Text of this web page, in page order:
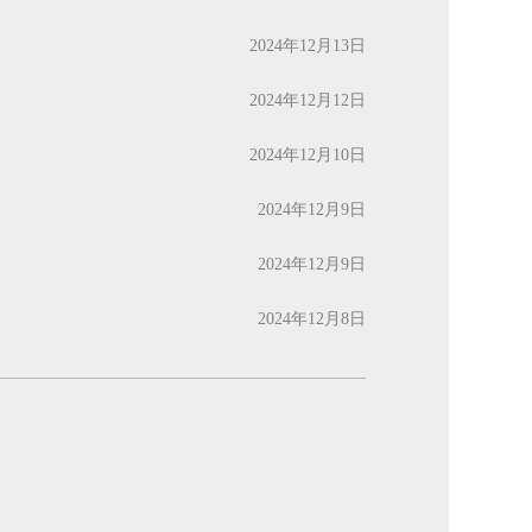
2024年12月13日
2024年12月12日
2024年12月10日
2024年12月9日
2024年12月9日
2024年12月8日